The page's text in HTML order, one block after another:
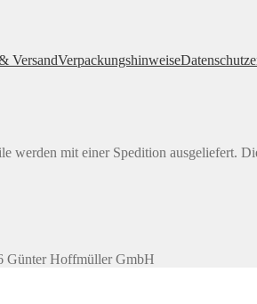
VersandVerpackungshinweise
werden mit einer Spedition ausgeliefert.
Günter Hoffmüller GmbH